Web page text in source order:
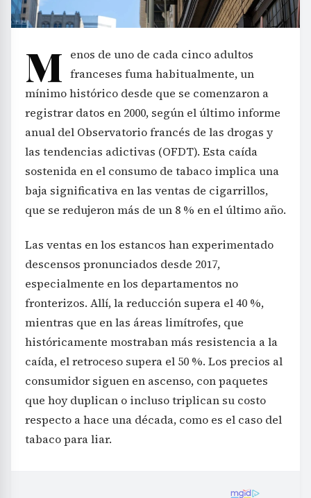
M enos de uno de cada cinco adultos
franceses fuma habitualmente, un
mínimo histórico desde que se comenzaron a
registrar datos en 2000, según el último informe
anual del Observatorio francés de las drogas y
las tendencias adictivas (OFDT). Esta caída
sostenida en el consumo de tabaco implica una
baja significativa en las ventas de cigarrillos,
que se redujeron más de un 8 % en el último año.
Las ventas en los estancos han experimentado
descensos pronunciados desde 2017,
especialmente en los departamentos no
fronterizos. Allí, la reducción supera el 40 %,
mientras que en las áreas limítrofes, que
históricamente mostraban más resistencia a la
caída, el retroceso supera el 50 %. Los precios al
consumidor siguen en ascenso, con paquetes
que hoy duplican o incluso triplican su costo
respecto a hace una década, como es el caso del
tabaco para liar.